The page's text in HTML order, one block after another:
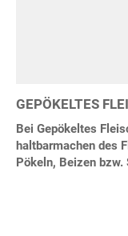
GEPÖKELTES
Bei Gepökeltes
haltbarmachen des
Pökeln, Beizen bzw.